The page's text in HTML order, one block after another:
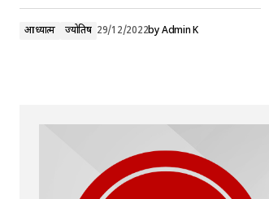
आध्यात्म ज्योतिष 29/12/2022byAdmin K